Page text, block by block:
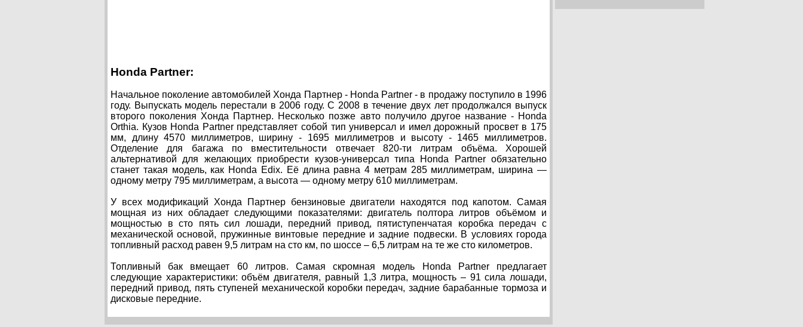
Honda Partner:
Начальное поколение автомобилей Хонда Партнер - Honda Partner - в продажу поступило в 1996
году. Выпускать модель перестали в 2006 году. С 2008 в течение двух лет продолжался выпуск
второго поколения Хонда Партнер. Несколько позже авто получило другое название - Honda
Orthia. Кузов Honda Partner представляет собой тип универсал и имел дорожный просвет в 175
мм, длину 4570 миллиметров, ширину - 1695 миллиметров и высоту - 1465 миллиметров.
Отделение для багажа по вместительности отвечает 820-ти литрам объёма. Хорошей
альтернативой для желающих приобрести кузов-универсал типа Honda Partner обязательно
станет такая модель, как Honda Edix. Её длина равна 4 метрам 285 миллиметрам, ширина —
одному метру 795 миллиметрам, а высота — одному метру 610 миллиметрам.
У всех модификаций Хонда Партнер бензиновые двигатели находятся под капотом. Самая
мощная из них обладает следующими показателями: двигатель полтора литров объёмом и
мощностью в сто пять сил лошади, передний привод, пятиступенчатая коробка передач с
механической основой, пружинные винтовые передние и задние подвески. В условиях города
топливный расход равен 9,5 литрам на сто км, по шоссе – 6,5 литрам на те же сто километров.
Топливный бак вмещает 60 литров. Самая скромная модель Honda Partner предлагает
следующие характеристики: объём двигателя, равный 1,3 литра, мощность – 91 сила лошади,
передний привод, пять ступеней механической коробки передач, задние барабанные тормоза и
дисковые передние.